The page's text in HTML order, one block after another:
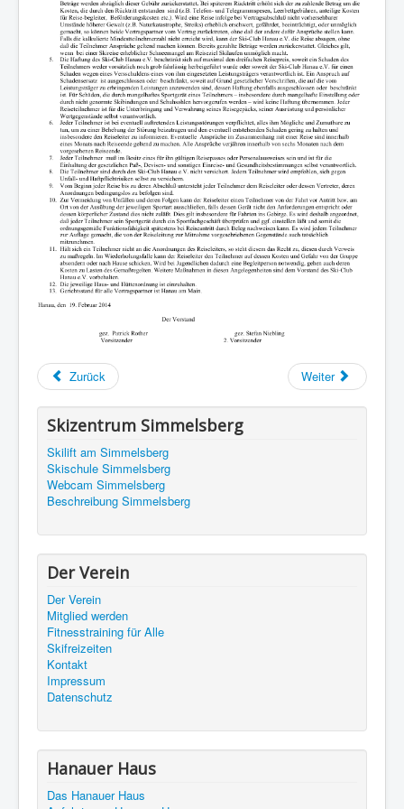
Zurück Weiter
Skizentrum Simmelsberg
Skilift am Simmelsberg
Skischule Simmelsberg
Webcam Simmelsberg
Beschreibung Simmelsberg
Der Verein
Der Verein
Mitglied werden
Fitnesstraining für Alle
Skifreizeiten
Kontakt
Impressum
Datenschutz
Hanauer Haus
Das Hanauer Haus